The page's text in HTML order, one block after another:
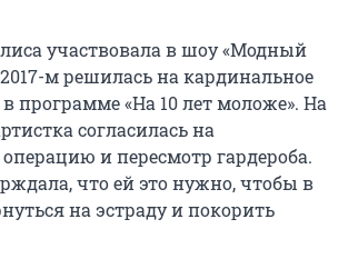
участвовала в шоу «Модный
м решилась на кардинальное
программе «На 10 лет моложе». На
согласилась на
и пересмотр гардероба.
что ей это нужно, чтобы в
на эстраду и покорить